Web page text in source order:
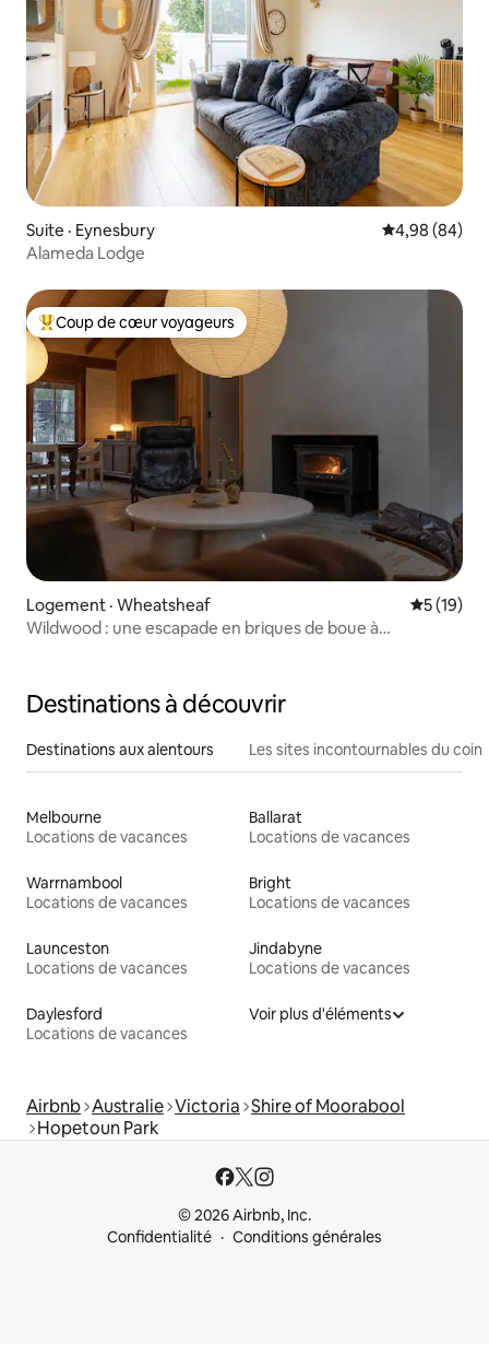
Suite · Eynesbury Note
4,98 (84)
Alameda Lodge
Coup de cœur voyageurs parmi les plus aimés
Coup de cœur voyageurs
Logement · Wheatsheaf Note
5 (19)
Wildwood : une escapade en briques de boue à
Destinations à découvrir
Destinations aux alentours Les sites incontournables du coin
Melbourne
Locations de vacances
Ballarat
Locations de vacances
Warrnambool
Locations de vacances
Bright
Locations de vacances
Launceston
Locations de vacances
Jindabyne
Locations de vacances
Daylesford
Locations de vacances
Voir plus d'éléments
Airbnb Australie Victoria Shire of Moorabool
Hopetoun Park
© 2026 Airbnb, Inc.
Confidentialité
Conditions générales